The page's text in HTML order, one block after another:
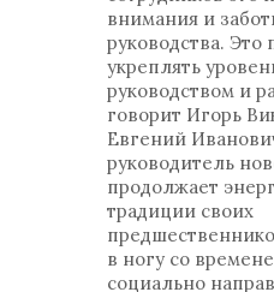
внимания и
руководства. Это
укреплять
руководством и
говорит Игорь
Евгений
руководитель
продолжает
традиции своих
в ногу со
социально